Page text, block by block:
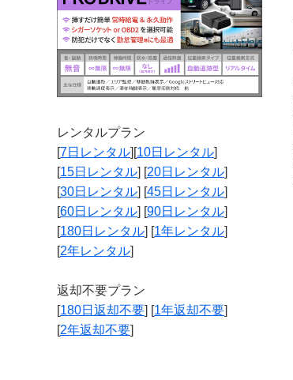
レンタルプラン
[7日レンタル][10日レンタル]
[15日レンタル] [20日レンタル]
[30日レンタル] [45日レンタル]
[60日レンタル] [90日レンタル]
[180日レンタル] [1年レンタル]
[2年レンタル]
返却不要プラン
[180日返却不要] [1年返却不要]
[2年返却不要]